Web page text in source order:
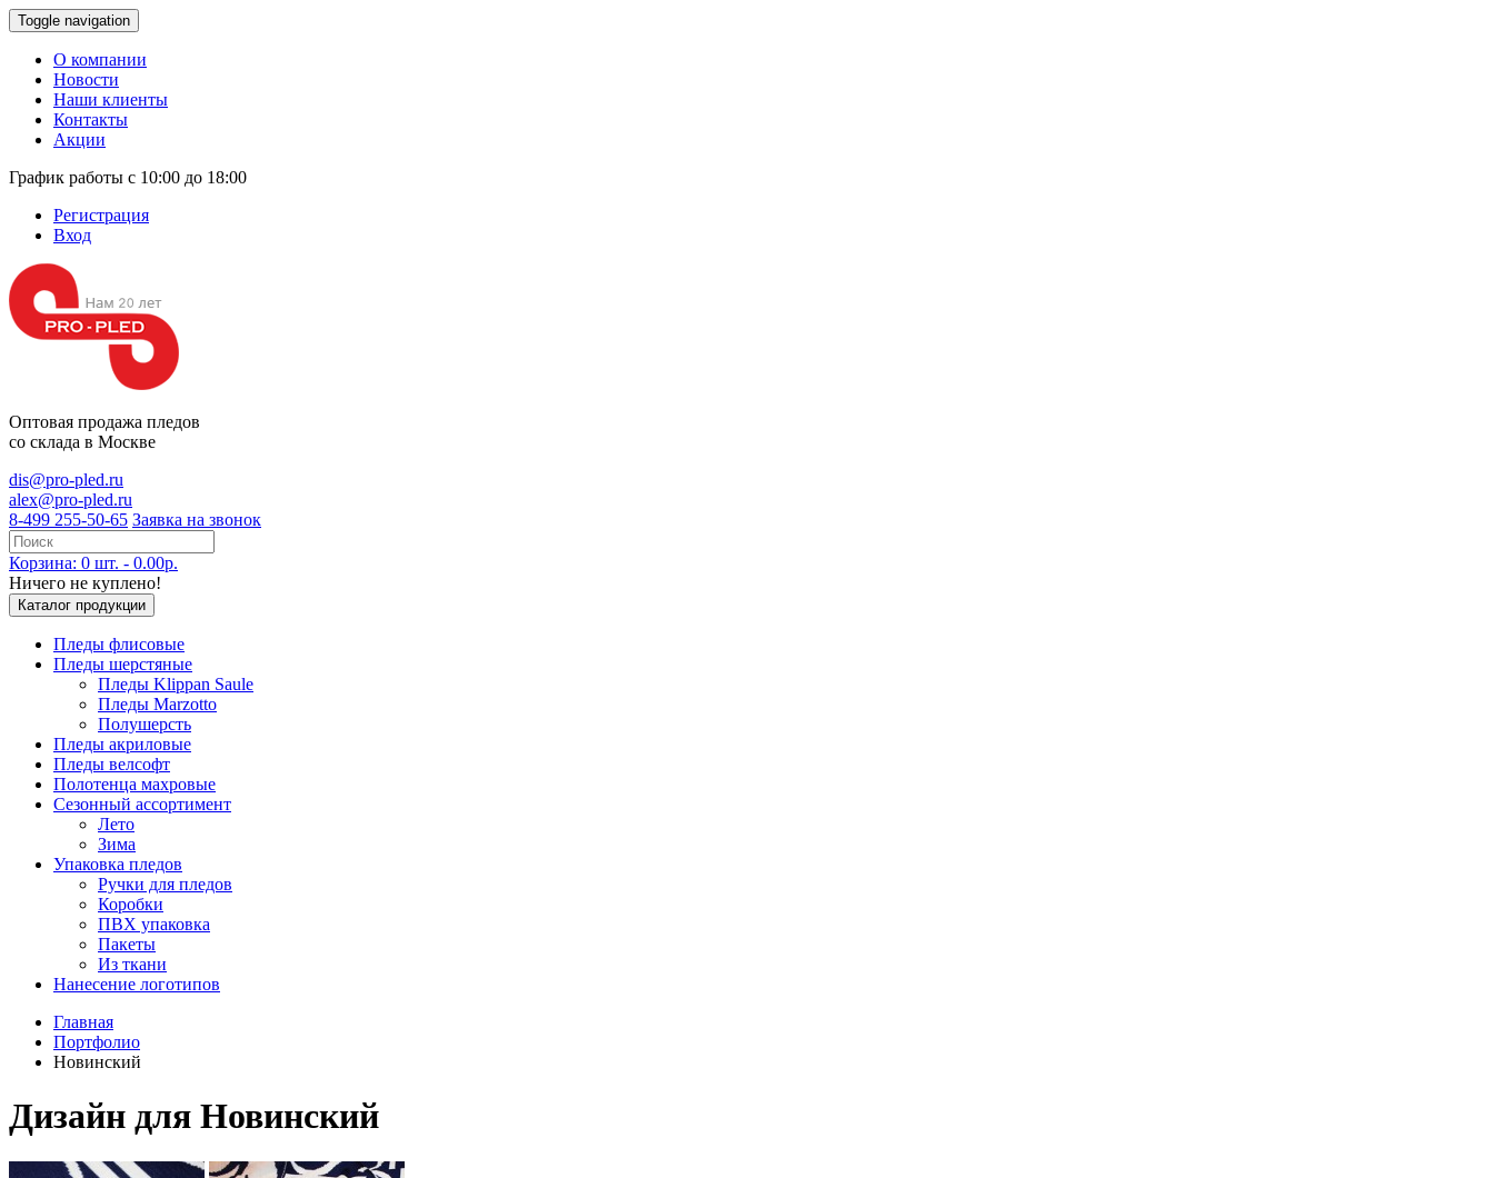
Toggle navigation
О компании
Новости
Наши клиенты
Контакты
Акции
График работы с 10:00 до 18:00
Регистрация
Вход
Оптовая продажа пледов
со склада в Москве
dis@pro-pled.ru
alex@pro-pled.ru
8-499 255-50-65 Заявка на звонок
Корзина: 0 шт. - 0.00р.
Ничего не куплено!
Каталог продукции
Пледы флисовые
Пледы шерстяные
Пледы Klippan Saule
Пледы Marzotto
Полушерсть
Пледы акриловые
Пледы велсофт
Полотенца махровые
Сезонный ассортимент
Лето
Зима
Упаковка пледов
Ручки для пледов
Коробки
ПВХ упаковка
Пакеты
Из ткани
Нанесение логотипов
Главная
Портфолио
Новинский
Дизайн для Новинский